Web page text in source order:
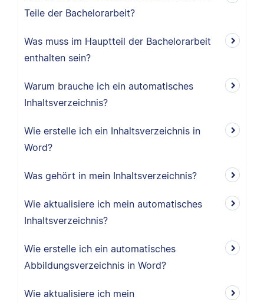
Teile der Bachelorarbeit?
Was muss im Hauptteil der Bachelorarbeit
enthalten sein?
Warum brauche ich ein automatisches
Inhaltsverzeichnis?
Wie erstelle ich ein Inhaltsverzeichnis in
Word?
Was gehört in mein Inhaltsverzeichnis?
Wie aktualisiere ich mein automatisches
Inhaltsverzeichnis?
Wie erstelle ich ein automatisches
Abbildungsverzeichnis in Word?
Wie aktualisiere ich mein